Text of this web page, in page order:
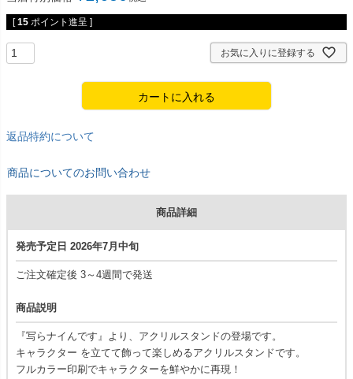
[ 15 ポイント進呈 ]
お気に入りに登録する
カートに入れる
返品特約について
商品についてのお問い合わせ
商品詳細
発売予定日 2026年7月中旬
ご注文確定後 3～4週間で発送
商品説明
『写らナイんです』より、アクリルスタンドの登場です。
キャラクター を立てて飾って楽しめるアクリルスタンドです。
フルカラー印刷でキャラクターを鮮やかに再現！